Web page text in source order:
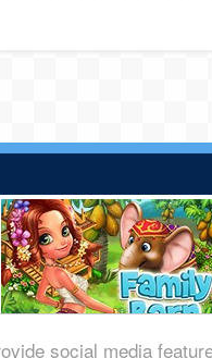
social media